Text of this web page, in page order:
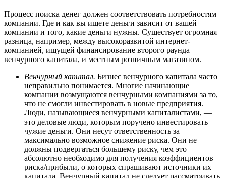
Процесс поиска денег должен соответствовать потребностям
компании. Где и как вы ищете деньги зависит от вашей
компании и того, какие деньги нужны. Существует огромная
разница, например, между высокоразвитой интернет-
компанией, ищущей финансирование второго раунда
венчурного капитала, и местным розничным магазином.
Венчурный капитал. Бизнес венчурного капитала часто
неправильно понимается. Многие начинающие
компании возмущаются венчурными компаниями за то,
что не смогли инвестировать в новые предприятия.
Люди, называющиеся венчурными капиталистами, —
это деловые люди, которым поручено инвестировать
чужие деньги. Они несут ответственность за
максимально возможное снижение риска. Они не
должны подвергаться большему риску, чем это
абсолютно необходимо для получения коэффициентов
риска/прибыли, о которых спрашивают источники их